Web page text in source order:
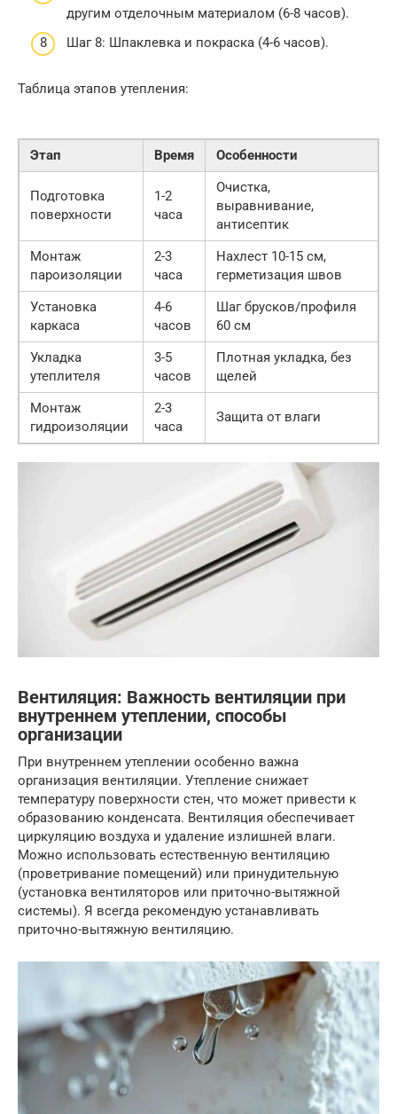
другим отделочным материалом (6-8 часов).
Шаг 8: Шпаклевка и покраска (4-6 часов).
Таблица этапов утепления:
Этап Время Особенности
Подготовка
поверхности
1-2
часа
Очистка,
выравнивание,
антисептик
Монтаж
пароизоляции
2-3
часа
Нахлест 10-15 см,
герметизация швов
Установка
каркаса
4-6
часов
Шаг брусков/профиля
60 см
Укладка
утеплителя
3-5
часов
Плотная укладка, без
щелей
Монтаж
гидроизоляции
2-3
часа
Защита от влаги
Вентиляция: Важность вентиляции при
внутреннем утеплении, способы
организации
При внутреннем утеплении особенно важна
организация вентиляции. Утепление снижает
температуру поверхности стен, что может привести к
образованию конденсата. Вентиляция обеспечивает
циркуляцию воздуха и удаление излишней влаги.
Можно использовать естественную вентиляцию
(проветривание помещений) или принудительную
(установка вентиляторов или приточно-вытяжной
системы). Я всегда рекомендую устанавливать
приточно-вытяжную вентиляцию.